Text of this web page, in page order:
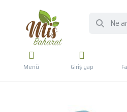
Menü Giriş yap